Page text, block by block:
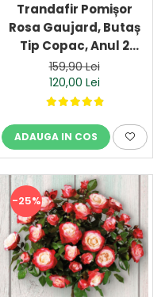
Trandafir Pomișor
Rosa Gaujard, Butaș
Tip Copac, Anul 2
(Ghiveci)
159,90 Lei
120,00 Lei
ADAUGA IN COS
-25%